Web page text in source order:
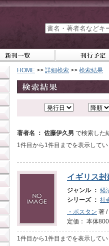
HOME >> 詳細検索 >> 検索結果
著者名 ： 佐藤伊久男 で検索した
1件目から1件目までを表示して
イギリス
ジャンル ： 経
シリーズ ： 社
・ポスタン 著 /
定価： 本体
1件目から1件目までを表示して